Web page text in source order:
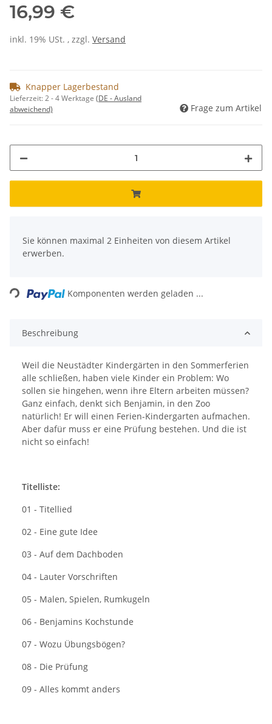
16,99 €
inkl. 19% USt. , zzgl. Versand
Knapper Lagerbestand
Lieferzeit:2 - 4 Werktage (DE - Ausland
abweichend)
Frage zum Artikel
Sie können maximal 2 Einheiten von diesem Artikel
erwerben.
Loading... Komponenten werden geladen ...
Beschreibung
Weil die Neustädter Kindergärten in den Sommerferien
alle schließen, haben viele Kinder ein Problem: Wo
sollen sie hingehen, wenn ihre Eltern arbeiten müssen?
Ganz einfach, denkt sich Benjamin, in den Zoo
natürlich! Er will einen Ferien-Kindergarten aufmachen.
Aber dafür muss er eine Prüfung bestehen. Und die ist
nicht so einfach!
Titelliste:
01 - Titellied
02 - Eine gute Idee
03 - Auf dem Dachboden
04 - Lauter Vorschriften
05 - Malen, Spielen, Rumkugeln
06 - Benjamins Kochstunde
07 - Wozu Übungsbögen?
08 - Die Prüfung
09 - Alles kommt anders